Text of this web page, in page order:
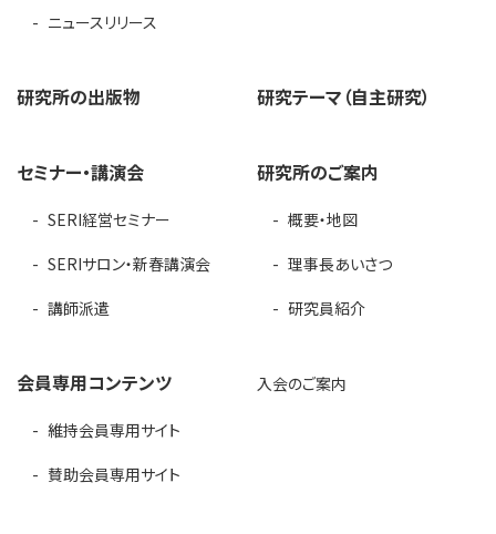
ニュースリリース
研究所の出版物 研究テーマ（自主研究）
セミナー・講演会
SERI経営セミナー
SERIサロン・新春講演会
講師派遣
研究所のご案内
概要・地図
理事長あいさつ
研究員紹介
会員専用コンテンツ
維持会員専用サイト
賛助会員専用サイト
入会のご案内